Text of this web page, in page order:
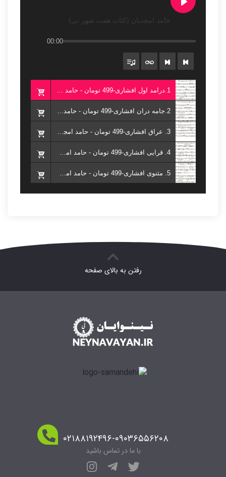
حامد امجدیان (کتاب هفت شهر نی)
00:00
رفتن به بالای صفحه
۰۲۱۸۸۱۹۲۴۹۶-۰۹۰۳۶۵۵۶۲۰۸
با ما در تماس باشید